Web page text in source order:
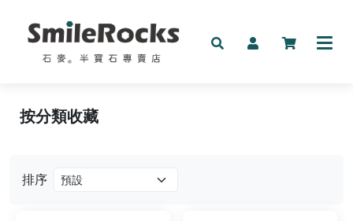
排序
按分類收藏